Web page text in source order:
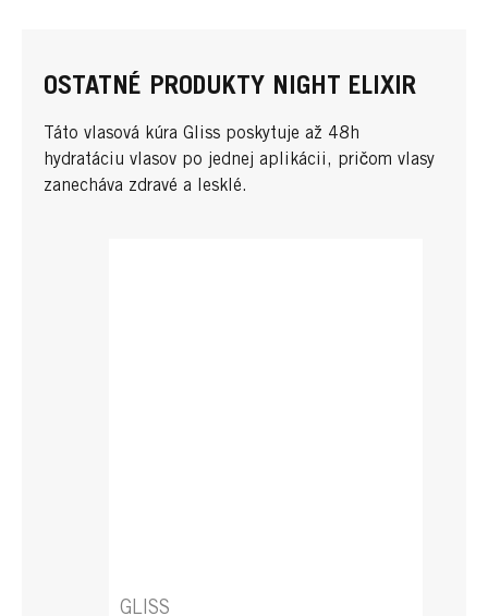
OSTATNÉ PRODUKTY NIGHT ELIXIR
Táto vlasová kúra Gliss poskytuje až 48h
hydratáciu vlasov po jednej aplikácii, pričom vlasy
zanecháva zdravé a lesklé.
GLISS